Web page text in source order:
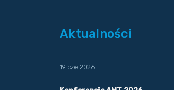
Aktualności
19 cze 2026